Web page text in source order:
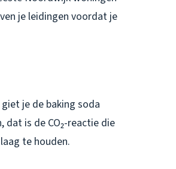
je leidingen voordat je
je de baking soda
is de CO₂-reactie die
te houden.